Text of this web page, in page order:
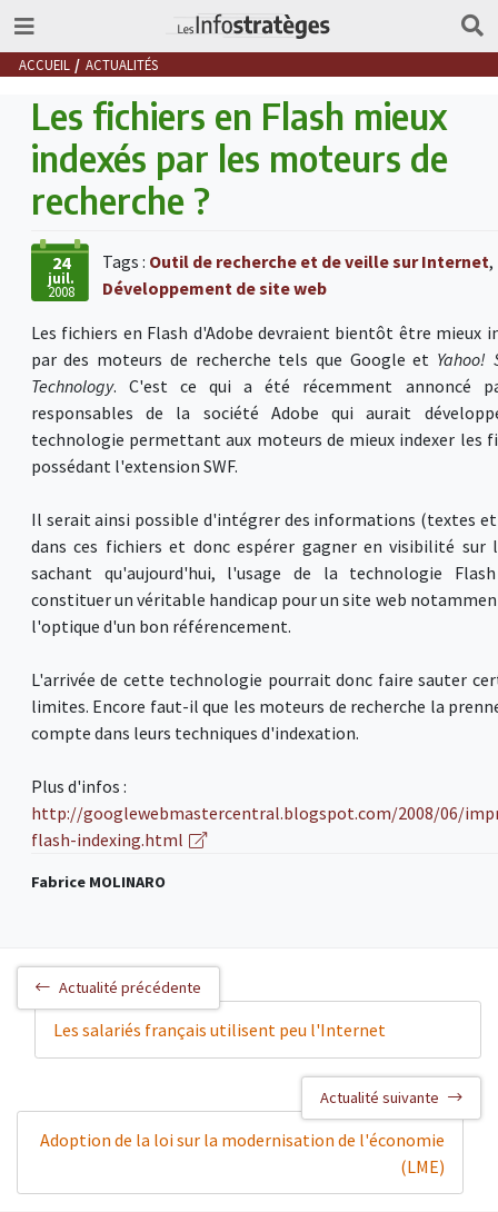
ACCUEIL ACTUALITÉS
Les fichiers en Flash mieux
indexés par les moteurs de
recherche ?
24
juil.
2008
Tags : Outil de recherche et de veille sur Internet,
Développement de site web
Les fichiers en Flash d'Adobe devraient bientôt être mieux
par des moteurs de recherche tels que Google et Yahoo!
Technology. C'est ce qui a été récemment annoncé
responsables de la société Adobe qui aurait
technologie permettant aux moteurs de mieux indexer les
possédant l'extension SWF.
Il serait ainsi possible d'intégrer des informations (textes
dans ces fichiers et donc espérer gagner en visibilité sur
sachant qu'aujourd'hui, l'usage de la technologie
constituer un véritable handicap pour un site web
l'optique d'un bon référencement.
L'arrivée de cette technologie pourrait donc faire sauter
limites. Encore faut-il que les moteurs de recherche la
compte dans leurs techniques d'indexation.
Plus d'infos :
http://googlewebmastercentral.blogspot.com/2008/06/
flash-indexing.html
Fabrice MOLINARO
Actualité précédente
Les salariés français utilisent peu l'Internet
Actualité suivante
Adoption de la loi sur la modernisation de l'économie
(LME)